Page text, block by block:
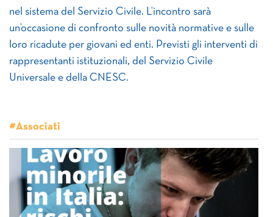
nel sistema del Servizio Civile. L’incontro sarà
un’occasione di confronto sulle novità normative e sulle
loro ricadute per giovani ed enti. Previsti gli interventi di
rappresentanti istituzionali, del Servizio Civile
Universale e della CNESC.
#Associati